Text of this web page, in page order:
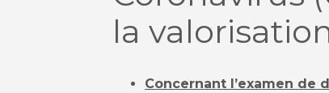
la
Concernant l’examen de